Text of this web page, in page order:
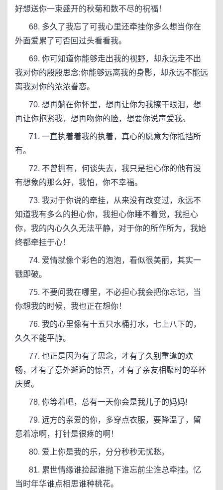
好想送你一束盛开的秋菊和数不尽的祝福！
68. 多久了我忘了可我心里还牵挂你多么想当你在
外面爱累了可否回过头看看我。
69. 你可知道你能够走出我的视野，却永远走不出
我对你的殷殷思念;你能够远离我的身影，却永远不能远
离我对你的浓浓眷恋。
70. 想再躺在你怀里，想再让你为我擦干眼泪，想
再让你抱紧我，想再吻你的脸，想要你说声爱我。
71. 一直执着着我的执着，真心的愿意为你抵挡所
有。
72. 不曾拥有，何谈失去，我只是担心你的他有没
有想象的那么好，我怕，你不幸福。
73. 我对于你说的牵挂，从来没有改变过，永远不
知道我有多么的担心你，我担心你睡不着觉，我担心
你，我的内心久久无法平静，对于你的所作所为，我始
终都牵挂于心！
74. 爱情就像个彩色的泡泡，看似很美丽，其实一
戳即破。
75. 不要问我在哪里，不必担心我会把你忘记，当
你想我的时候，我也正在想你！
76. 我的心里像有十五只水桶打水，七上八下的，
久久不能平静。
77. 也正是因为有了思念，才有了久别重逢的欢
畅，才有了意外邂逅的惊喜，才有了亲友相聚时的举杯
庆贺。
78. 你等着吧，总有一天你会是我儿子的妈妈!
79. 远方的亲爱的你，多穿点衣服，要降温了，留
意着凉啊，打针是很疼的啊！
80. 爱上你是我的乐，分分秒秒无忧愁。
81. 累世情缘谁捡起谁抛下谁忘前尘谁总牵挂。忆
当时年华谁点相思谁种桃花。